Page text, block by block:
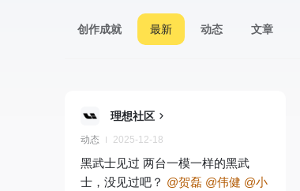
创作成就 最新 动态 文章
理想社区
动态 2025-12-18
黑武士见过 两台一模一样的黑武
士，没见过吧？ @贺磊 @伟健 @小